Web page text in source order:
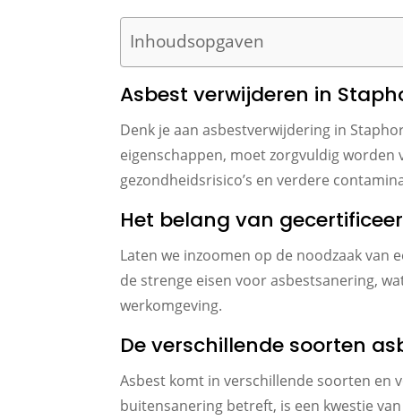
Inhoudsopgaven
Asbest verwijderen in
Denk je aan asbestverwijdering in
eigenschappen, moet zorgvuldig worden
gezondheidsrisico’s en verdere
Het belang van
Laten we inzoomen op de noodzaak van
de strenge eisen voor asbestsanering,
werkomgeving.
De verschillende soorten
Asbest komt in verschillende soorten en
buitensanering betreft, is een kwestie